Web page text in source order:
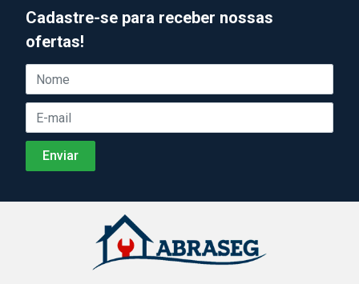
Cadastre-se para receber nossas
ofertas!